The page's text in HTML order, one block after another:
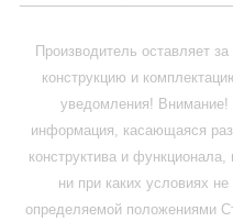
Производитель оставляет
конструкцию и
уведомления! Внимание!
информация, касающаяся
конструктива и
ни при каких условиях
определяемой положениями